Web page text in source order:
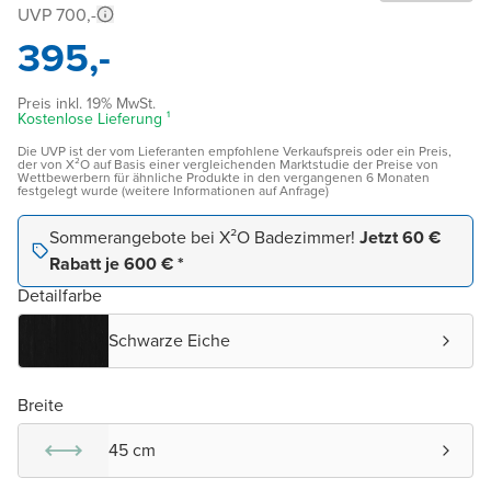
UVP 700,-
395,-
Preis inkl. 19% MwSt.
Kostenlose Lieferung ¹
Die UVP ist der vom Lieferanten empfohlene Verkaufspreis oder ein Preis,
der von X²O auf Basis einer vergleichenden Marktstudie der Preise von
Wettbewerbern für ähnliche Produkte in den vergangenen 6 Monaten
festgelegt wurde (weitere Informationen auf Anfrage)
Sommerangebote bei X²O Badezimmer! Jetzt 60 €
Rabatt je 600 € *
Detailfarbe
Schwarze Eiche
Breite
45 cm